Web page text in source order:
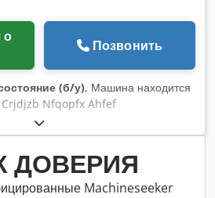
Позвонить
(б/у), Машина находится
Crjdjzb Nfqopfx Ahfef
ДОВЕРИЯ
Machineseeker